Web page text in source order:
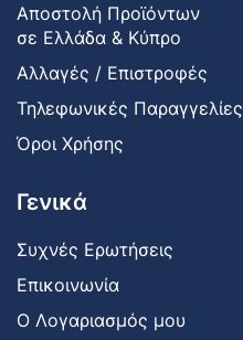
Αποστολή Προϊόντων
σε Ελλάδα & Κύπρο
Αλλαγές / Επιστροφές
Τηλεφωνικές Παραγγελίες
Όροι Χρήσης
Γενικά
Συχνές Ερωτήσεις
Επικοινωνία
Ο Λογαριασμός μου